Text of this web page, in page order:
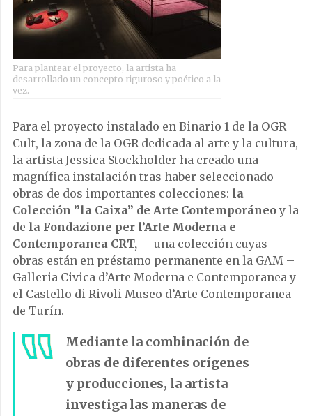
Para plantear el proyecto, la artista ha
desarrollado un concepto riguroso y poético a la
vez.
Para el proyecto instalado en Binario 1 de la OGR
Cult, la zona de la OGR dedicada al arte y la cultura,
la artista Jessica Stockholder ha creado una
magnífica instalación tras haber seleccionado
obras de dos importantes colecciones: la
Colección ”la Caixa” de Arte Contemporáneoy la
de la Fondazione per l’Arte Moderna e
Contemporanea CRT, – una colección cuyas
obras están en préstamo permanente en la GAM –
Galleria Civica d’Arte Moderna e Contemporanea y
el Castello di Rivoli Museo d’Arte Contemporanea
de Turín.
Mediante la combinación de
obras de diferentes orígenes
y producciones, la artista
investiga las maneras de